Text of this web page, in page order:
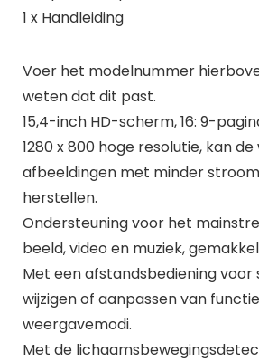
1 x Handleiding
Voer het modelnummer
weten dat dit past.
15,4-inch HD-scherm, 16: 9-
1280 x 800 hoge resolutie, kan
afbeeldingen met minder
herstellen.
Ondersteuning voor het
beeld, video en muziek,
Met een afstandsbediening voor
wijzigen of aanpassen van
weergavemodi.
Met de